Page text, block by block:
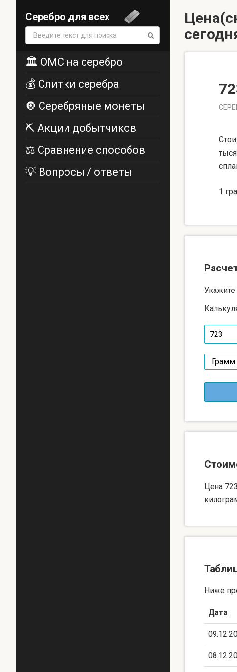
Серебро для всех
Поиск:
🏛️ ОМС на серебро
💰 Слитки серебра
🔘 Серебряные монеты
⛏️ Акции добытчиков
⚖️ Сравнение способов
💡 Вопросы / ответы
1
Укажите
Цена
Ниже
Дата